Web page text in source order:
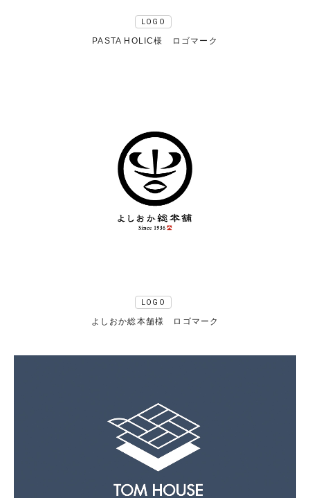
LOGO
PASTA HOLIC様 ロゴマーク
LOGO
よしおか総本舗様 ロゴマーク